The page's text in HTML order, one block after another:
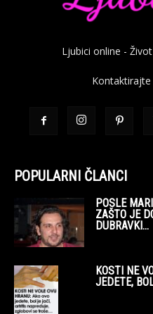
Ljubici online -
Kontaktirajte
POPULARNI ČLANCI
POSLE
ZAŠTO JE
DUBRAVKI...
KOSTI NE
JEDETE,